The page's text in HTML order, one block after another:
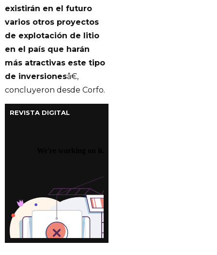
existirán en el futuro
varios otros proyectos
de explotación de litio
en el país que harán
más atractivas este tipo
de inversionesâ€,
concluyeron desde Corfo.
REVISTA DIGITAL